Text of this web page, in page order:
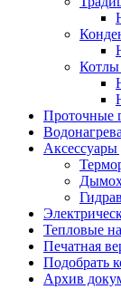
Котлы
Проточные
Аксессуары
Тепловые
Печатная
Подобрать
Архив